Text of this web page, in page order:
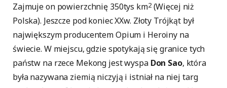
Zajmuje on powierzchnię 350tys km2(Więcej niż
Polska). Jeszcze pod koniec XXw. Złoty Trójkąt był
największym producentem Opium i Heroiny na
świecie. W miejscu, gdzie spotykają się granice tych
państw na rzece Mekong jest wyspaDon Sao, która
była nazywana ziemią niczyją i istniał na niej targ